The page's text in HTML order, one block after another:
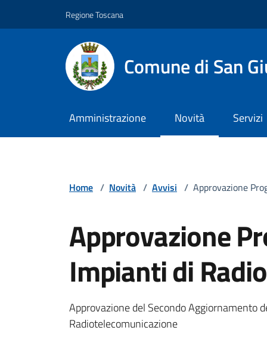
Regione Toscana
Comune di San
Amministrazione Novità Servizi
Home / Novità / Avvisi / Approvazione
Approvazione
Impianti di
Dettagli della
Approvazione del Secondo Aggiornamento
Radiotelecomunicazione